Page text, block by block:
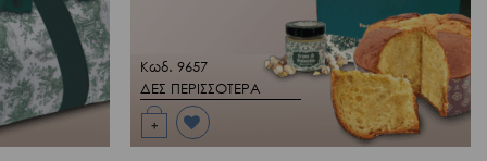
Προσθήκη
+
Κωδ. 9657
ΔΕΣ ΠΕΡΙΣΣΟΤΕΡΑ